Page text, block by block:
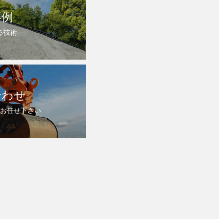
技術
せ
任せ下さい